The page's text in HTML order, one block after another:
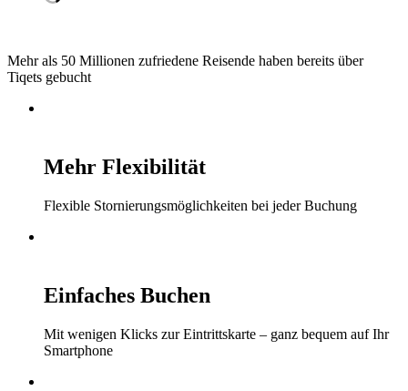
Mehr als 50 Millionen zufriedene Reisende haben bereits über
Tiqets gebucht
Mehr Flexibilität
Flexible Stornierungsmöglichkeiten bei jeder Buchung
Einfaches Buchen
Mit wenigen Klicks zur Eintrittskarte – ganz bequem auf Ihr
Smartphone